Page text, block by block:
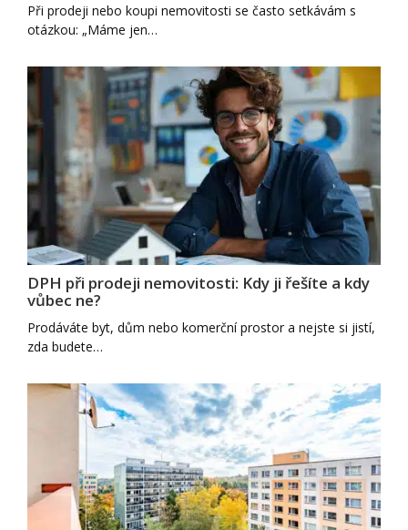
Při prodeji nebo koupi nemovitosti se často setkávám s
otázkou: „Máme jen…
DPH při prodeji nemovitosti: Kdy ji řešíte a kdy
vůbec ne?
Prodáváte byt, dům nebo komerční prostor a nejste si jistí,
zda budete…